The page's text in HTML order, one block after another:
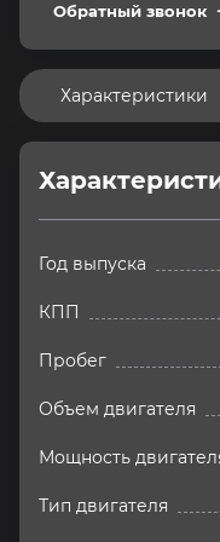
Обратный звонок
Характеристики
Год выпуска
КПП
Пробег
Объем двигателя
Мощность
Тип двигателя